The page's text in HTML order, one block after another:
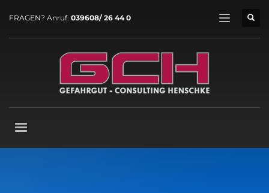
FRAGEN? Anruf: 039608/ 26 44 0